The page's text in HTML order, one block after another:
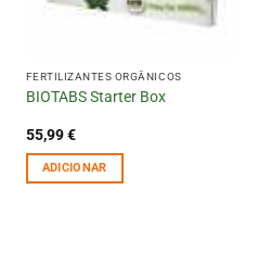
FERTILIZANTES ORGÂNICOS
BIOTABS Starter Box
55,99€
ADICIONAR